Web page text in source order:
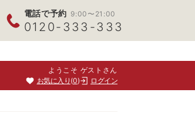
電話で予約 9:00〜21:00
0120-333-333
ようこそ ゲストさん
お気に入り 0 ログイン